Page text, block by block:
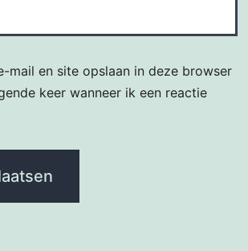
mail en site opslaan in deze browser
keer wanneer ik een reactie